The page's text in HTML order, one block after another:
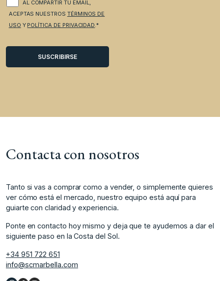
AL COMPARTIR TU EMAIL,
ACEPTAS NUESTROS TÉRMINOS DE
USO Y POLÍTICA DE PRIVACIDAD .*
Contacta con nosotros
Tanto si vas a comprar como a vender, o simplemente quieres
ver cómo está el mercado, nuestro equipo está aquí para
guiarte con claridad y experiencia.
Ponte en contacto hoy mismo y deja que te ayudemos a dar el
siguiente paso en la Costa del Sol.
+34 951 722 651
info@scmarbella.com